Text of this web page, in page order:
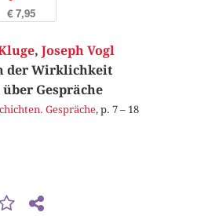
€ 7,95
, Joseph Vogl
der Wirklichkeit
über Gespräche
Gespräche, p. 7 – 18